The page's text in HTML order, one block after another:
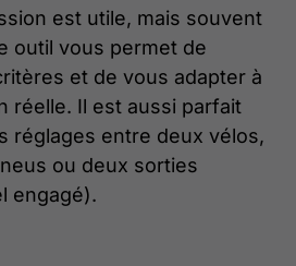
est utile, mais souvent
outil vous permet de
et de vous adapter à
réelle. Il est aussi parfait
réglages entre deux vélos,
ou deux sorties
engagé).